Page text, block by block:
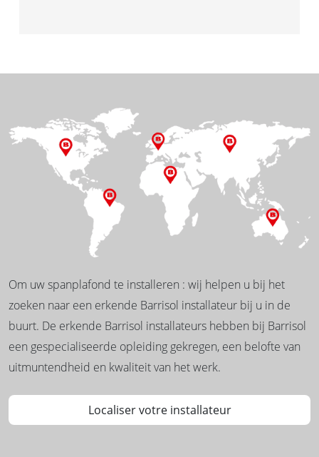
Om uw spanplafond te installeren : wij helpen u bij het
zoeken naar een erkende Barrisol installateur bij u in de
buurt. De erkende Barrisol installateurs hebben bij Barrisol
een gespecialiseerde opleiding gekregen, een belofte van
uitmuntendheid en kwaliteit van het werk.
Localiser votre installateur